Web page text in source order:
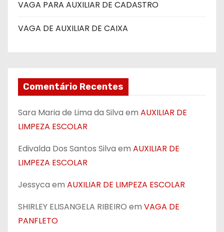
VAGA PARA AUXILIAR DE CADASTRO
VAGA DE AUXILIAR DE CAIXA
Comentário Recentes
Sara Maria de Lima da Silva em AUXILIAR DE
LIMPEZA ESCOLAR
Edivalda Dos Santos Silva em AUXILIAR DE
LIMPEZA ESCOLAR
Jessyca em AUXILIAR DE LIMPEZA ESCOLAR
SHIRLEY ELISANGELA RIBEIRO em VAGA DE
PANFLETO